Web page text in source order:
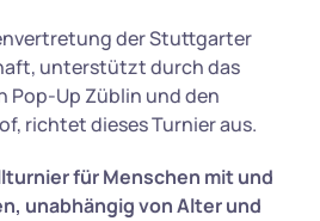
der Stuttgarter
unterstützt durch das
Pop-Up Züblin und den
richtet dieses Turnier aus.
für Menschen mit und
unabhängig von Alter und